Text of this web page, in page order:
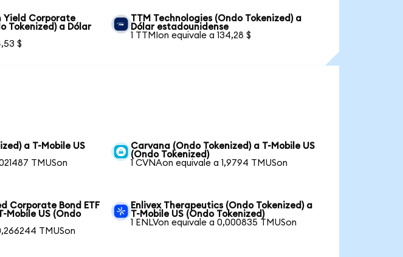
Yield Corporate
Tokenized) a Dólar
$
TTM Technologies (Ondo Tokenized) a
Dólar estadounidense
1 TTMIon equivale a 134,28 $
a T-Mobile US
TMUSon
Carvana (Ondo Tokenized) a T-Mobile US
(Ondo Tokenized)
1 CVNAon equivale a 1,9794 TMUSon
Corporate Bond ETF
Mobile US (Ondo
TMUSon
Enlivex Therapeutics (Ondo Tokenized) a
T-Mobile US (Ondo Tokenized)
1 ENLVon equivale a 0,000835 TMUSon